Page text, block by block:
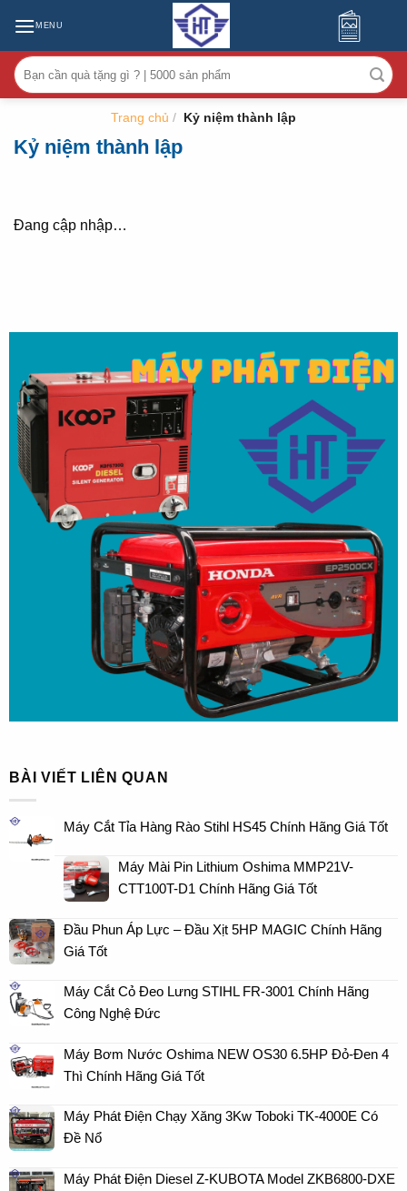
MENU
Tìm
kiếm:
Trang chủ / Kỷ niệm thành lập
Kỷ niệm thành lập
Đang cập nhập…
BÀI VIẾT LIÊN QUAN
Máy Cắt Tỉa Hàng Rào Stihl HS45 Chính Hãng Giá Tốt
Máy Mài Pin Lithium Oshima MMP21V-
CTT100T-D1 Chính Hãng Giá Tốt
Đầu Phun Áp Lực – Đầu Xịt 5HP MAGIC Chính Hãng
Giá Tốt
Máy Cắt Cỏ Đeo Lưng STIHL FR-3001 Chính Hãng
Công Nghệ Đức
Máy Bơm Nước Oshima NEW OS30 6.5HP Đỏ-Đen 4
Thì Chính Hãng Giá Tốt
Máy Phát Điện Chạy Xăng 3Kw Toboki TK-4000E Có
Đề Nổ
Máy Phát Điện Diesel Z-KUBOTA Model ZKB6800-DXE